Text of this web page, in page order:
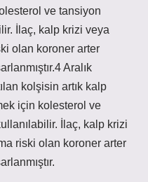
ve tansiyon
İlaç, kalp krizi veya
olan koroner arter
Aralık
kolşisin artık kalp
için kolesterol ve
İlaç, kalp krizi
riski olan koroner arter